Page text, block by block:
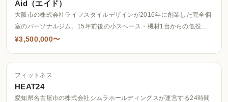
Aid（エイド）
大阪市の株式会社ライフスタイルデザインが2016年に創業した完全個
室のパーソナルジム。15坪前後の小スペース・機材1台からの低投資
開業を掲げ、契約期間は5年間。
¥3,500,000〜
フィットネス
HEAT24
愛知県名古屋市の株式会社シムラホールディングスが運営する24時間